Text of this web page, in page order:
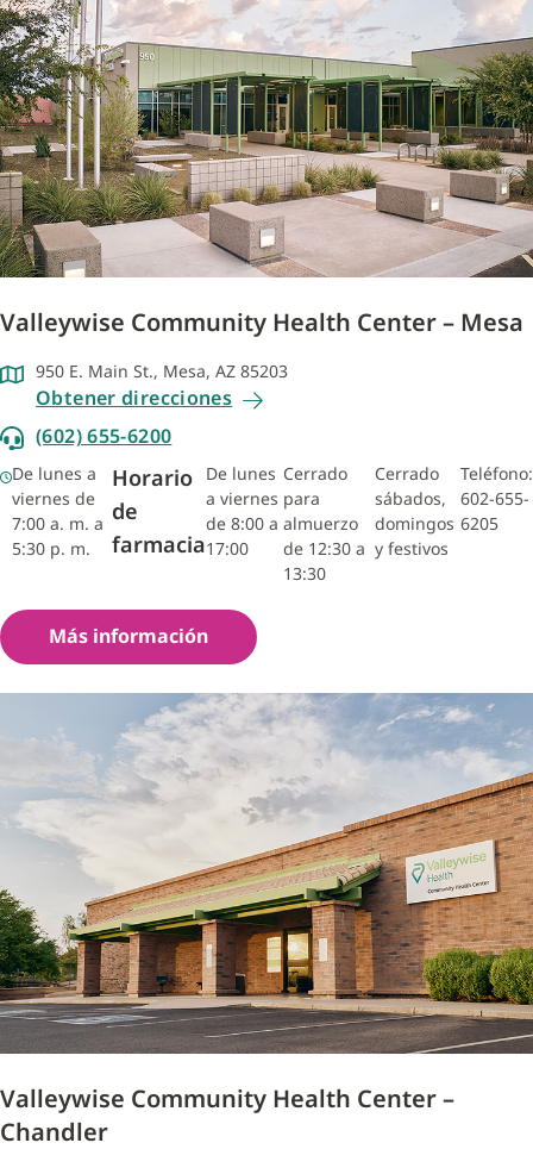
Valleywise Community Health Center – Mesa
950 E. Main St., Mesa, AZ 85203
Obtener direcciones
(602) 655-6200
De lunes a
viernes de
7:00 a. m. a
5:30 p. m.
Horario
de
farmacia
De lunes
a viernes
de 8:00 a
17:00
Cerrado
para
almuerzo
de 12:30 a
13:30
Cerrado
sábados,
domingos
y festivos
Teléfono:
602-655-
6205
Más información
Valleywise Community Health Center –
Chandler